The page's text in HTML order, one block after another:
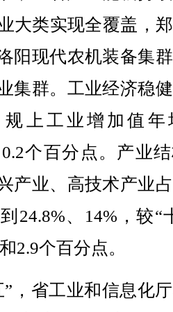
大类实现全覆盖，
阳现代农机装备集
集群。工业经济稳
规上工业增加值年
个百分点。产业
产业、高技术产业
24.8%、14%，较“
2.9个百分点。
省工业和信息化